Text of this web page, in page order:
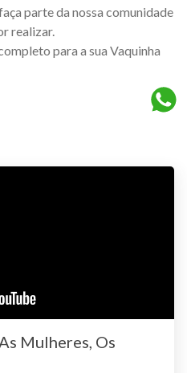
parte da nossa comunidade
realizar.
para a sua Vaquinha
Mulheres, Os